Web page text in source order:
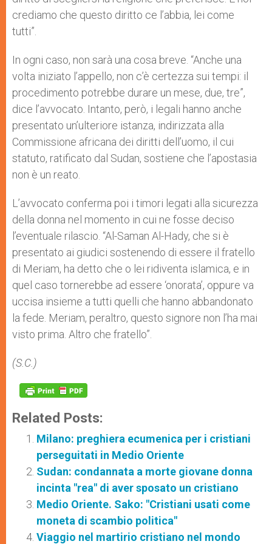
crediamo che questo diritto ce l’abbia, lei come
tutti”.
In ogni caso, non sarà una cosa breve. “Anche una
volta iniziato l’appello, non c’è certezza sui tempi: il
procedimento potrebbe durare un mese, due, tre”,
dice l’avvocato. Intanto, però, i legali hanno anche
presentato un’ulteriore istanza, indirizzata alla
Commissione africana dei diritti dell’uomo, il cui
statuto, ratificato dal Sudan, sostiene che l’apostasia
non è un reato.
L’avvocato conferma poi i timori legati alla sicurezza
della donna nel momento in cui ne fosse deciso
l’eventuale rilascio. “Al-Saman Al-Hady, che si è
presentato ai giudici sostenendo di essere il fratello
di Meriam, ha detto che o lei ridiventa islamica, e in
quel caso tornerebbe ad essere ‘onorata’, oppure va
uccisa insieme a tutti quelli che hanno abbandonato
la fede. Meriam, peraltro, questo signore non l’ha mai
visto prima. Altro che fratello”.
(S.C.)
Related Posts:
Milano: preghiera ecumenica per i cristiani
perseguitati in Medio Oriente
Sudan: condannata a morte giovane donna
incinta "rea" di aver sposato un cristiano
Medio Oriente. Sako: "Cristiani usati come
moneta di scambio politica"
Viaggio nel martirio cristiano nel mondo